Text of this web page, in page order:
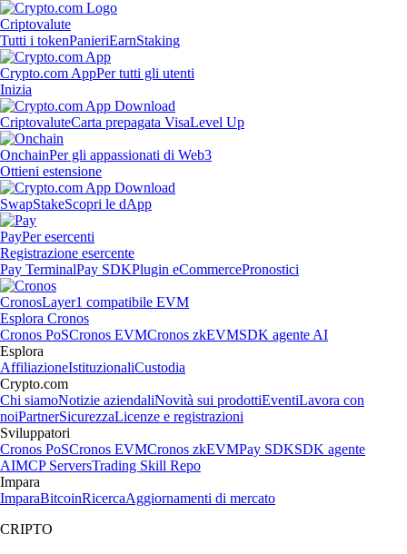
Criptovalute
Tutti i tokenPanieriEarnStaking
Crypto.com AppPer tutti gli utenti
Inizia
CriptovaluteCarta prepagata VisaLevel Up
OnchainPer gli appassionati di Web3
Ottieni estensione
SwapStakeScopri le dApp
PayPer esercenti
Registrazione esercente
Pay TerminalPay SDKPlugin eCommercePronostici
CronosLayer1 compatibile EVM
Esplora Cronos
Cronos PoSCronos EVMCronos zkEVMSDK agente AI
Esplora
AffiliazioneIstituzionaliCustodia
Crypto.com
Chi siamoNotizie aziendaliNovità sui prodottiEventiLavora con
noiPartnerSicurezzaLicenze e registrazioni
Sviluppatori
Cronos PoSCronos EVMCronos zkEVMPay SDKSDK agente
AIMCP ServersTrading Skill Repo
Impara
ImparaBitcoinRicercaAggiornamenti di mercato
CRIPTO